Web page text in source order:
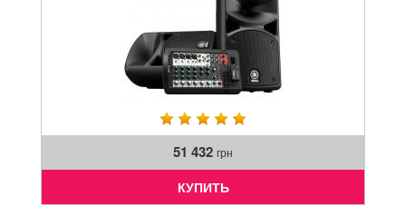
51 432 грн
КУПИТЬ